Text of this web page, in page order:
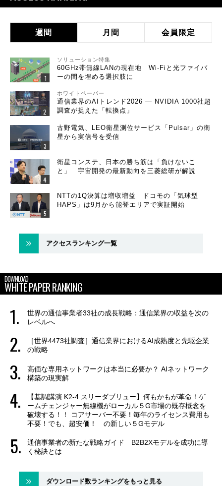
週間 月間 会員限定
ソリューション特集
60GHz帯無線LANの現在地 Wi-Fiと光ファイバ
ーの間を埋める選択肢に
ホワイトペーパー
通信業界のAIトレンド2026 ― NVIDIA 1000社超
調査が捉えた「転換点」
古野電気、LEO衛星測位サービス「Pulsar」の衛
星から実信号を受信
衛星コンステ、日本の勝ち筋は「負けないこ
と」 宇宙開発の最新動向を三菱総研が解説
NTTの1Q決算は増収増益 ドコモの「気球型
HAPS」は9月から能登エリアで実証開始
アクセスランキング一覧
DOWNLOAD
WHITE PAPER RANKING
世界の通信事業者33社の成長戦略：通信業界の収益を次の
レベルへ
［世界4473社調査］通信業界におけるAI成熟度と先駆企業
の戦略
高価な専用ネットワークは本当に必要か？ AIネットワーク
構築の現実解
【基調講演 K2-4 スリーダブリュー】何もかもが革命！ゲ
ームチェンジャー無線機がローカル５G市場の既存概念を
破壊する！！ コアサーバー不要！毎年のライセンス費用も
不要！でも、超安価！ の新しい５Gモデル
通信事業者の新たな戦略ガイド B2B2Xモデルを成功に導
く秘訣とは
ダウンロード数ランキングをもっと見る